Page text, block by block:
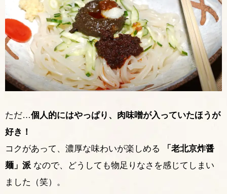
ただ…個人的にはやっぱり、肉味噌が入っていたほうが
好き！
コクがあって、濃厚な味わいが楽しめる
「老北京炸醤
麺」派 なので、どうしても物足りなさを感じてしまい
ました（笑）。